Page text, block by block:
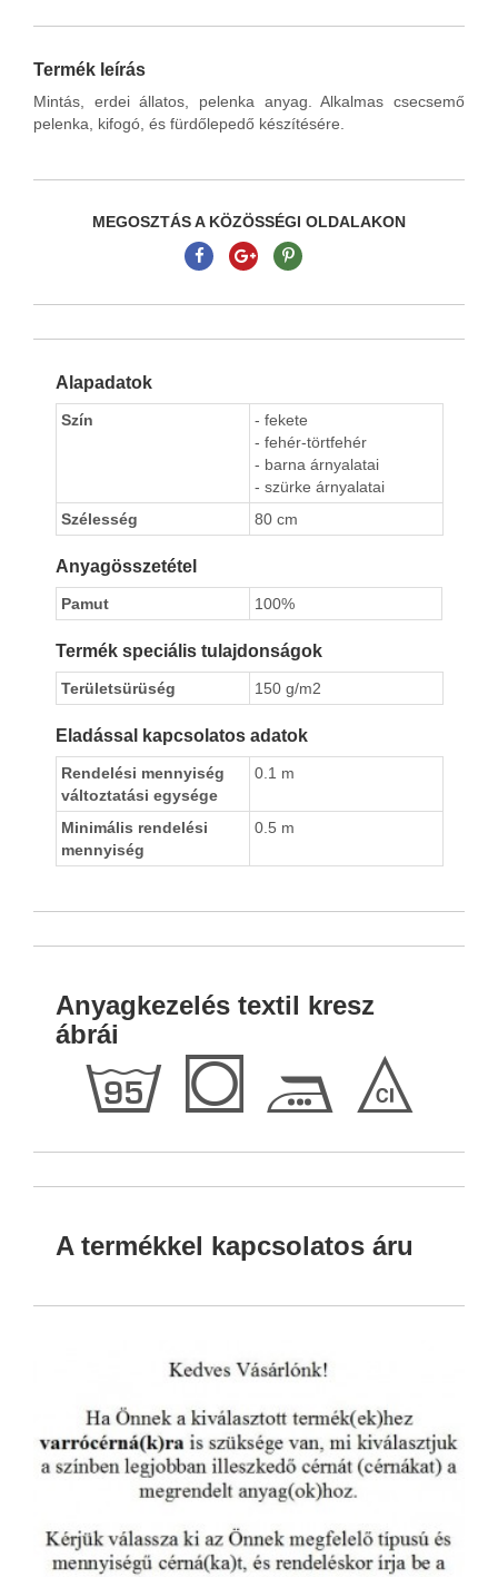
Termék leírás
Mintás, erdei állatos, pelenka anyag. Alkalmas csecsemő
pelenka, kifogó, és fürdőlepedő készítésére.
MEGOSZTÁS A KÖZÖSSÉGI OLDALAKON
Alapadatok
Szín
- fekete
- fehér-törtfehér
- barna árnyalatai
- szürke árnyalatai
Szélesség
80 cm
Anyagösszetétel
Pamut 100%
Termék speciális tulajdonságok
Területsürüség 150 g/m2
Eladással kapcsolatos adatok
Rendelési mennyiség
változtatási egysége
0.1 m
Minimális rendelési
mennyiség
0.5 m
Anyagkezelés textil kresz
ábrái
l Q F I
A termékkel kapcsolatos áru